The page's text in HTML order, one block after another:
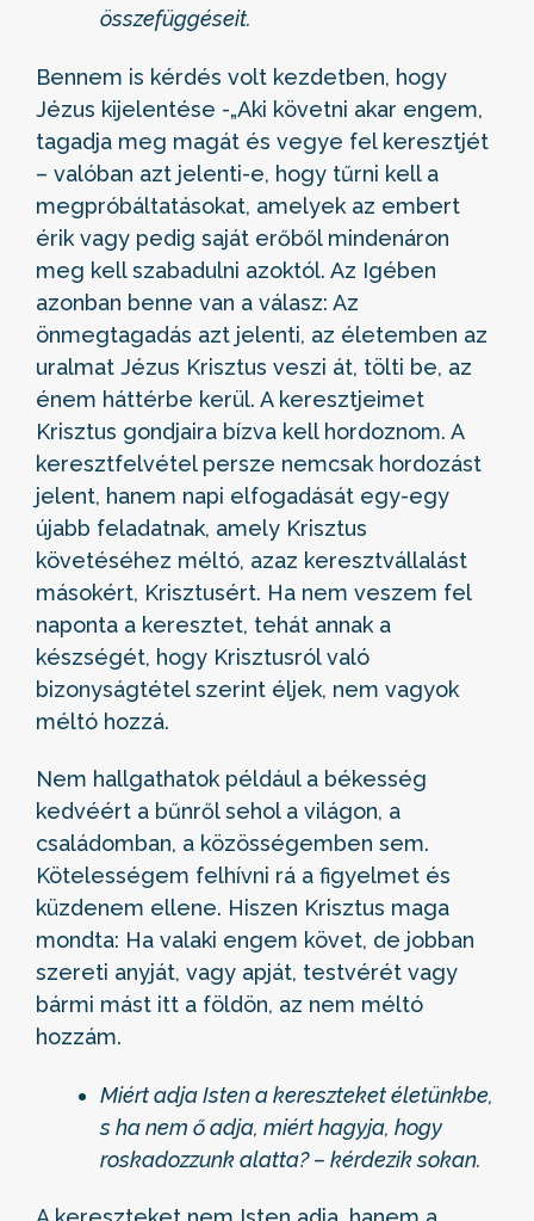
összefüggéseit.
Bennem is kérdés volt kezdetben, hogy
Jézus kijelentése -„Aki követni akar engem,
tagadja meg magát és vegye fel keresztjét
– valóban azt jelenti-e, hogy tűrni kell a
megpróbáltatásokat, amelyek az embert
érik vagy pedig saját erőből mindenáron
meg kell szabadulni azoktól. Az Igében
azonban benne van a válasz: Az
önmegtagadás azt jelenti, az életemben az
uralmat Jézus Krisztus veszi át, tölti be, az
énem háttérbe kerül. A keresztjeimet
Krisztus gondjaira bízva kell hordoznom. A
keresztfelvétel persze nemcsak hordozást
jelent, hanem napi elfogadását egy-egy
újabb feladatnak, amely Krisztus
követéséhez méltó, azaz keresztvállalást
másokért, Krisztusért. Ha nem veszem fel
naponta a keresztet, tehát annak a
készségét, hogy Krisztusról való
bizonyságtétel szerint éljek, nem vagyok
méltó hozzá.
Nem hallgathatok például a békesség
kedvéért a bűnről sehol a világon, a
családomban, a közösségemben sem.
Kötelességem felhívni rá a figyelmet és
küzdenem ellene. Hiszen Krisztus maga
mondta: Ha valaki engem követ, de jobban
szereti anyját, vagy apját, testvérét vagy
bármi mást itt a földön, az nem méltó
hozzám.
Miért adja Isten a kereszteket életünkbe,
s ha nem ő adja, miért hagyja, hogy
roskadozzunk alatta? – kérdezik sokan.